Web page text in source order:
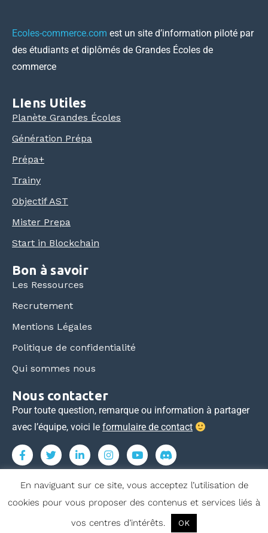
Ecoles-commerce.com est un site d’information piloté par
des étudiants et diplômés de Grandes Écoles de
commerce
LIens Utiles
Planète Grandes Écoles
Génération Prépa
Prépa+
Trainy
Objectif AST
Mister Prepa
Start in Blockchain
Bon à savoir
Les Ressources
Recrutement
Mentions Légales
Politique de confidentialité
Qui sommes nous
Nous contacter
Pour toute question, remarque ou information à partager
avec l’équipe, voici le formulaire de contact
Tous droits réservés © ecoles-commerce.com 2015-2026
En naviguant sur ce site, vous acceptez l’utilisation de
cookies pour vous proposer des contenus et services liés à
vos centres d’intérêts.
OK